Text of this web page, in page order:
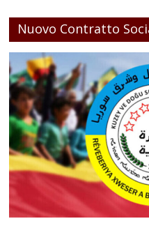
Nuovo Contratto